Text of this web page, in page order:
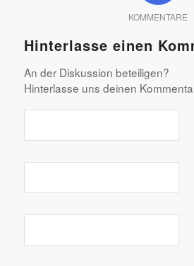
KOMMENTARE
Hinterlasse einen
An der Diskussion beteiligen?
Hinterlasse uns deinen